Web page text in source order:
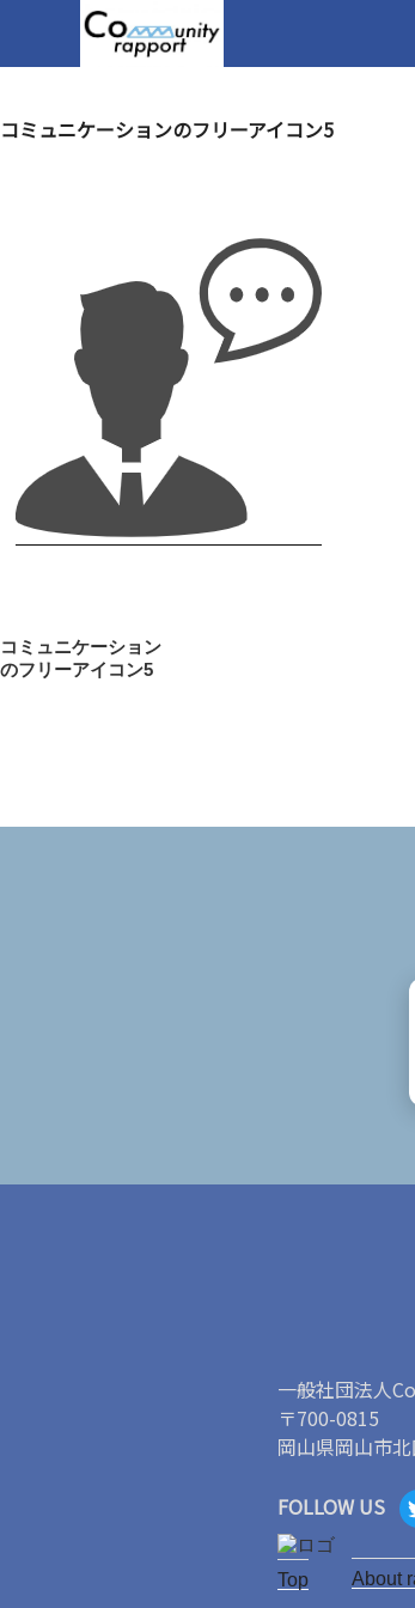
コミュニケーションのフリーアイコン5
投
稿
前
の
コミュニケーション
のフリーアイコン5
一般社団法人
〒700-0815
岡山県岡山市
FOLLOW US
Top About